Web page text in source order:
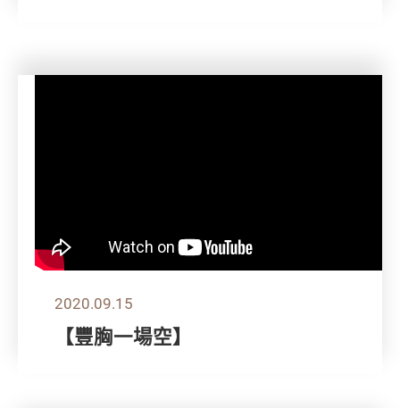
2020.09.15
【豐胸一場空】